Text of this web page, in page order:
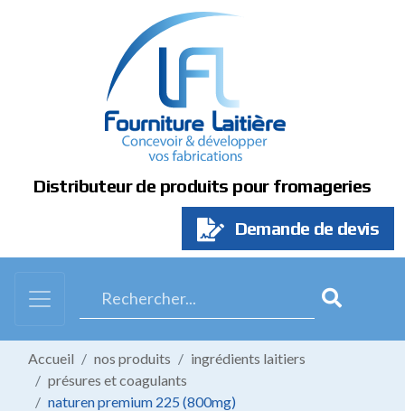
Distributeur de produits pour fromageries
Demande de devis
Accueil nos produits
ingrédients laitiers
présures et coagulants
naturen premium 225 (800mg)
Panneau de gestion des cookies